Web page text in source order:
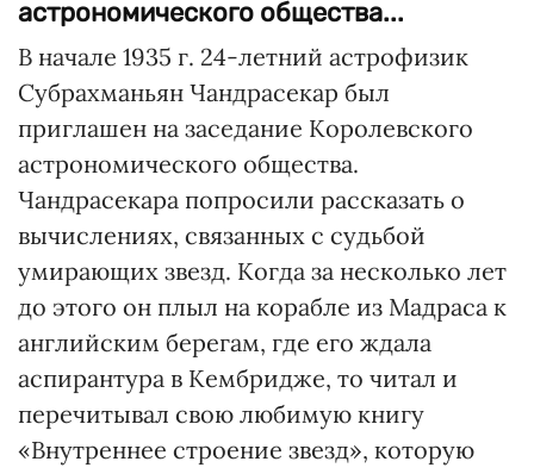
астрономического общества...
В начале 1935 г. 24-летний астрофизик
Субрахманьян Чандрасекар был
приглашен на заседание Королевского
астрономического общества.
Чандрасекара попросили рассказать о
вычислениях, связанных с судьбой
умирающих звезд. Когда за несколько лет
до этого он плыл на корабле из Мадраса к
английским берегам, где его ждала
аспирантура в Кембридже, то читал и
перечитывал свою любимую книгу
«Внутреннее строение звезд», которую